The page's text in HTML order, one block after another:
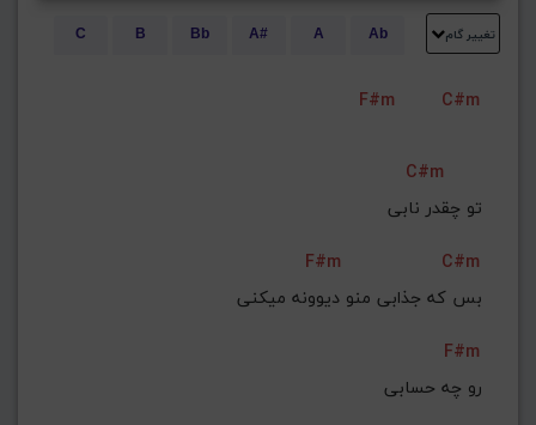
تغییر گام Ab
A
A#
Bb
B
C
F#m C#m
C#m
تو چقدر نابی
F#m
C#m
بس که جذابی منو دیوونه میکنی
F#m
رو چه حسابی